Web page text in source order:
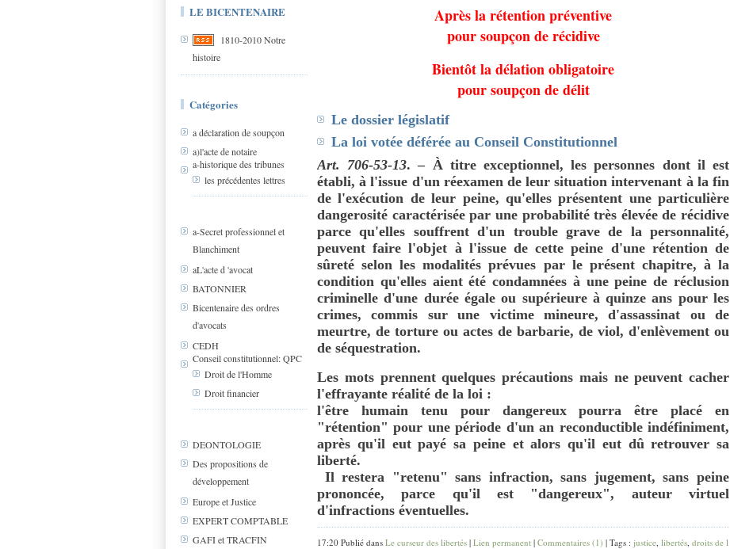
LE BICENTENAIRE
1810-2010 Notre
histoire
Catégories
a déclaration de soupçon
a)l'acte de notaire
a-historique des tribunes
les précédentes lettres
a-Secret professionnel et
Blanchiment
aL'acte d 'avocat
BATONNIER
Bicentenaire des ordres
d'avocats
CEDH
Conseil constitutionnel: QPC
Droit de l'Homme
Droit financier
DEONTOLOGIE
Des propositions de
développement
Europe et Justice
EXPERT COMPTABLE
GAFI et TRACFIN
Après la rétention préventive
pour soupçon de récidive
Bientôt la délation obligatoire
pour soupçon de délit
Le dossier législatif
La loi votée déférée au Conseil Constitutionnel
Art. 706-53-13. – À titre exceptionnel, les personnes dont il est
établi, à l'issue d'un réexamen de leur situation intervenant à la fin
de l'exécution de leur peine, qu'elles présentent une particulière
dangerosité caractérisée par une probabilité très élevée de récidive
parce qu'elles souffrent d'un trouble grave de la personnalité,
peuvent faire l'objet à l'issue de cette peine d'une rétention de
sûreté selon les modalités prévues par le présent chapitre, à la
condition qu'elles aient été condamnées à une peine de réclusion
criminelle d'une durée égale ou supérieure à quinze ans pour les
crimes, commis sur une victime mineure, d'assassinat ou de
meurtre, de torture ou actes de barbarie, de viol, d'enlèvement ou
de séquestration.
Les mots prennent quelques précautions mais ne peuvent cacher
l'effrayante réalité de la loi :
l'être humain tenu pour dangereux pourra être placé en
"rétention" pour une période d'un an reconductible indéfiniment,
après qu'il eut payé sa peine et alors qu'il eut dû retrouver sa
liberté.
Il restera "retenu" sans infraction, sans jugement, sans peine
prononcée, parce qu'il est "dangereux", auteur virtuel
d'infractions éventuelles.
17:20 Publié dans Le curseur des libertés | Lien permanent | Commentaires (1) | Tags : justice, libertés, droits de l